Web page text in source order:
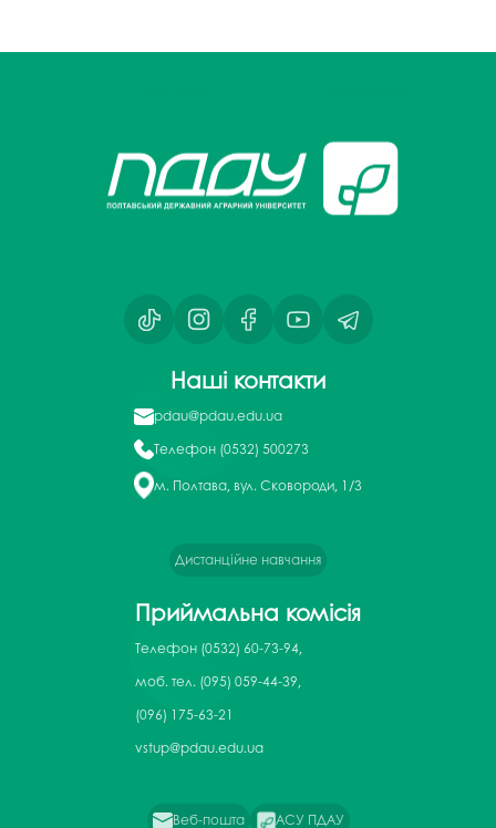
Наші контакти
pdau@pdau.edu.ua
Телефон (0532) 500273
м. Полтава, вул. Сковороди, 1/3
Дистанційне навчання
Приймальна комісія
Телефон (0532) 60-73-94,
моб. тел. (095) 059-44-39,
(096) 175-63-21
vstup@pdau.edu.ua
Веб-пошта АСУ ПДАУ